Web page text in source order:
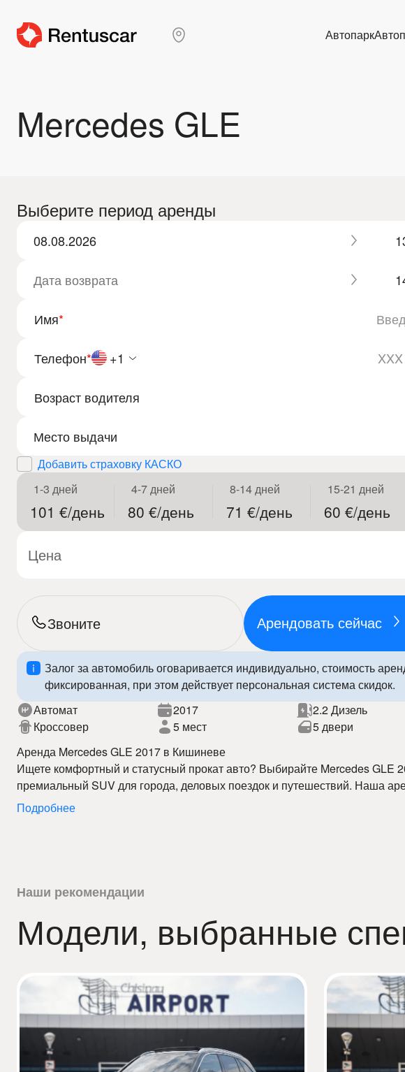
Автопарк
Mercedes GLE
Выберите период аренды
Имя*
Телефон* +1
Возраст водителя
Добавить страховку КАСКО
1-3 дней
101 €/день
4-7 дней
80 €/день
8-14 дней
71 €/день
15-21 дней
60 €/день
Цена
Звоните Арендовать сейчас
Залог за автомобиль оговаривается индивидуально, стоимость
фиксированная, при этом действует персональная система скидок.
Автомат
2017
2.2 Дизель
Кроссовер
5 мест
5 двери
Аренда Mercedes GLE 2017 в Кишиневе
Ищете комфортный и статусный прокат авто? Выбирайте Mercedes GLE
премиальный SUV для города, деловых поездок и путешествий. Наша
Кишиневе предлагает выгодные цены, прозрачные условия и быстрое
Mercedes GLE 2017 сочетает современный дизайн, просторный салон и
– лучшие цены на аренду авто в Кишиневе
– автомобили в отличном состоянии
– прокат авто 24/7
– быстрое оформление
Забронируйте Mercedes GLE 2017 уже сегодня и оцените удобство
качественного проката авто в Кишиневе!
Подробнее
Наши рекомендации
Модели, выбранные